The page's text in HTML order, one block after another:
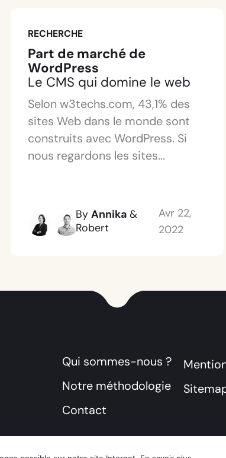
RECHERCHE
Part de marché de
WordPress
Le CMS qui domine le web
Selon w3techs.com, 43,1% des
sites Web dans le monde sont
construits avec WordPress. Si
nous regardons les sites...
ByAnnika &
Robert
Avr 22,
2022
Qui sommes-nous ?
Notre méthodologie
Contact